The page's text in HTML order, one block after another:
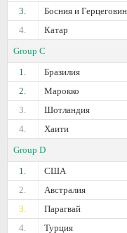
3.
Босния и
4.
Катар
Group C
1.
Бразилия
2.
Марокко
3.
Шотландия
4.
Хаити
Group D
1.
США
2.
Австралия
3.
Парагвай
4.
Турция